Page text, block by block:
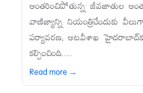
అంతరించిపోతున్న జీవజాతుల
వాణిజ్యాన్ని నియంత్రిచేందుకు
పర్యావరణ, అటవీశాఖ
కల్పించింది....
Read more →